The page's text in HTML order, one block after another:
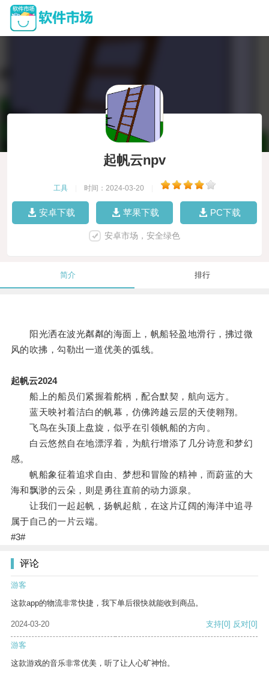
起帆云npv
工具 时间：2024-03-20
安卓下载 苹果下载 PC下载
安卓市场，安全绿色
简介 排行
阳光洒在波光粼粼的海面上，帆船轻盈地滑行，拂过微
风的吹拂，勾勒出一道优美的弧线。
起帆云2024
船上的船员们紧握着舵柄，配合默契，航向远方。
蓝天映衬着洁白的帆幕，仿佛跨越云层的天使翱翔。
飞鸟在头顶上盘旋，似乎在引领帆船的方向。
白云悠然自在地漂浮着，为航行增添了几分诗意和梦幻
感。
帆船象征着追求自由、梦想和冒险的精神，而蔚蓝的大
海和飘渺的云朵，则是勇往直前的动力源泉。
让我们一起起帆，扬帆起航，在这片辽阔的海洋中追寻
属于自己的一片云端。
#3#
评论
游客
这款app的物流非常快捷，我下单后很快就能收到商品。
2024-03-20 支持[0] 反对[0]
游客
这款游戏的音乐非常优美，听了让人心旷神怡。